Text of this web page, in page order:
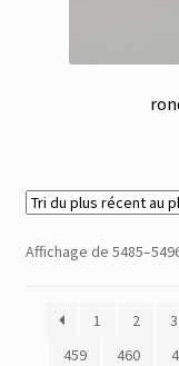
Affichage de
1 2 3
459
460